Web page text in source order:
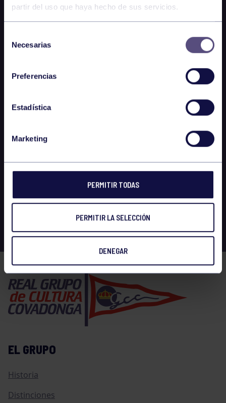
partir del uso que haya hecho de sus servicios.
Necesarias
Preferencias
Estadística
Marketing
PERMITIR TODAS
PERMITIR LA SELECCIÓN
DENEGAR
EL GRUPO
Historia
Distinciones